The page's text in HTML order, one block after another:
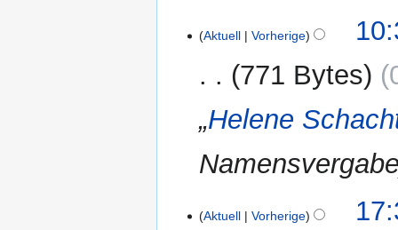
JuniAktuell Vorherige
771 Bytes
„Helene
Mai
Aktuell Vorherige